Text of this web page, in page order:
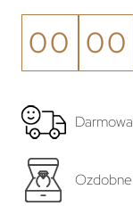
00 00